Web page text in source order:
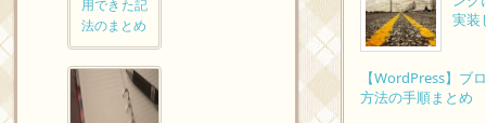
用できた記
法のまとめ
実装
【WordPress】ブ
方法の手順まとめ